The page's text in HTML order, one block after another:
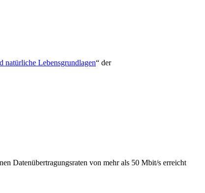
natürliche Lebensgrundlagen“ der
Datenübertragungsraten von mehr als 50 Mbit/s erreicht